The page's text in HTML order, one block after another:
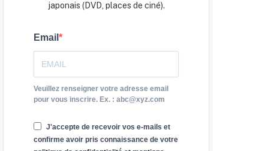
japonais (DVD, places de ciné).
Email
Veuillez renseigner votre adresse email
pour vous inscrire. Ex. : abc@xyz.com
J'accepte de recevoir vos e-mails et
confirme avoir pris connaissance de votre